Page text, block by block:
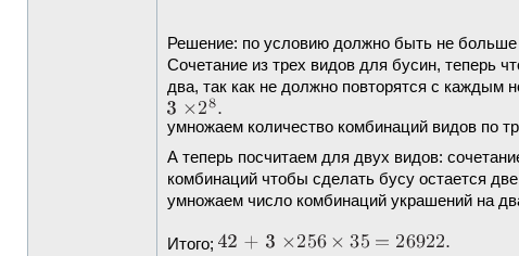
Решение: по условию должно быть не больше
Cочетание из трех видов для бусин, теперь
два, так как не должно повторятся с каждым
умножаем количество комбинаций видов по
А теперь посчитаем для двух видов:
комбинаций чтобы сделать бусу остается
умножаем число комбинаций украшений на
Итого;